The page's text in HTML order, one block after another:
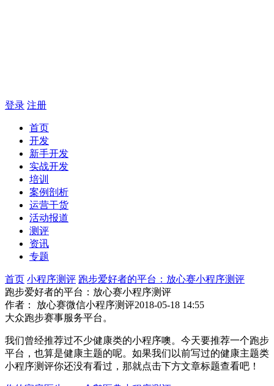
登录 注册
首页
开发
新手开发
实战开发
培训
案例剖析
运营干货
活动报道
测评
资讯
专题
首页 小程序测评 跑步爱好者的平台：放心赛小程序测评
跑步爱好者的平台：放心赛小程序测评
作者： 放心赛微信小程序测评2018-05-18 14:55
大众跑步赛事服务平台。
我们曾经推荐过不少健康类的小程序噢。今天要推荐一个跑步
平台，也算是健康主题的呢。如果我们以前写过的健康主题类
小程序测评你还没有看过，那就点击下方文章标题查看吧！